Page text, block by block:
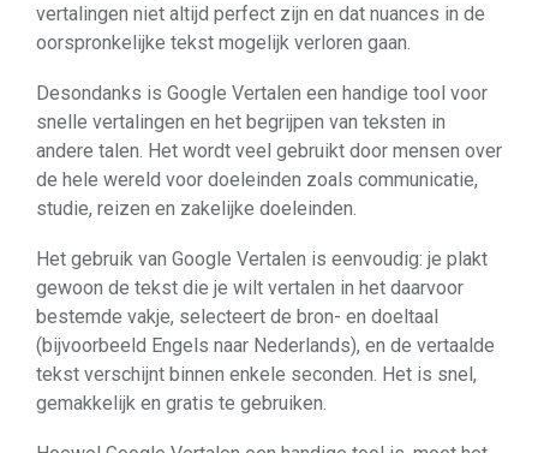
vertalingen niet altijd perfect zijn en dat nuances in de
oorspronkelijke tekst mogelijk verloren gaan.
Desondanks is Google Vertalen een handige tool voor
snelle vertalingen en het begrijpen van teksten in
andere talen. Het wordt veel gebruikt door mensen over
de hele wereld voor doeleinden zoals communicatie,
studie, reizen en zakelijke doeleinden.
Het gebruik van Google Vertalen is eenvoudig: je plakt
gewoon de tekst die je wilt vertalen in het daarvoor
bestemde vakje, selecteert de bron- en doeltaal
(bijvoorbeeld Engels naar Nederlands), en de vertaalde
tekst verschijnt binnen enkele seconden. Het is snel,
gemakkelijk en gratis te gebruiken.